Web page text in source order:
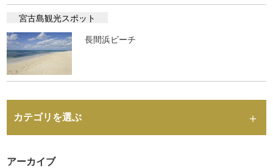
宮古島観光スポット
長間浜ビーチ
カテゴリを選ぶ
アーカイブ